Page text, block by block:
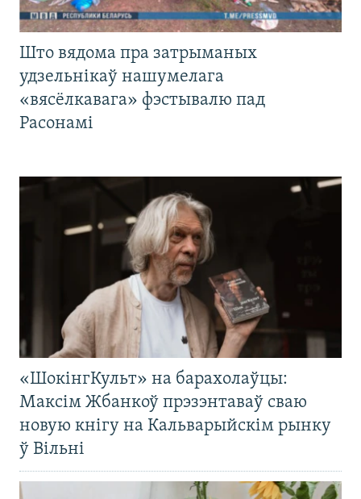
Што вядома пра затрыманых
удзельнікаў нашумелага
«вясёлкавага» фэстывалю пад
Расонамі
«ШокінгКульт» на барахолаўцы:
Максім Жбанкоў прэзэнтаваў сваю
новую кнігу на Кальварыйскім рынку
ў Вільні